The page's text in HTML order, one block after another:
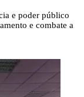
e poder público
e combate a